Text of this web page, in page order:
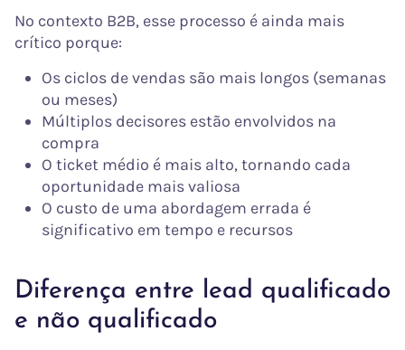
No contexto B2B, esse processo é ainda mais
crítico porque:
Os ciclos de vendas são mais longos (semanas
ou meses)
Múltiplos decisores estão envolvidos na
compra
O ticket médio é mais alto, tornando cada
oportunidade mais valiosa
O custo de uma abordagem errada é
significativo em tempo e recursos
Diferença entre lead qualificado
e não qualificado